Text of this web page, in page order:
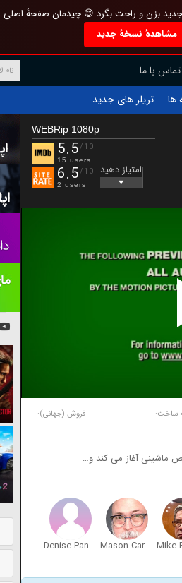
بزن و راحت بگرد 😊 چیدمان صفحهٔ
مشاهدهٔ نسخهٔ جدید
تماس با ما
ها تریلر های جدید
WEBRip 1080p
5.5/10
15 users
6.5/10
2 users
امتیاز دهید
ساخت: - فروش (جهانی): -
ماشینی آغاز می کند و…
Mason Carver
Denise Pantoja